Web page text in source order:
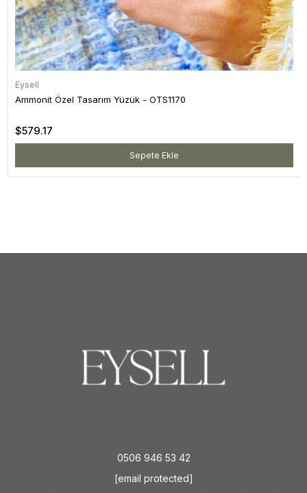
Eysell
Ammonit Özel Tasarım Yüzük - OTS1170
$579.17
Sepete Ekle
0506 946 53 42
[email protected]